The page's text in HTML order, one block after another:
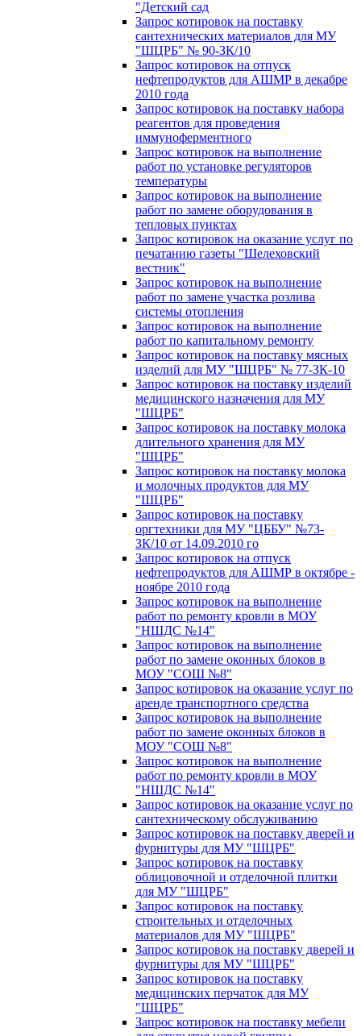
"Детский сад
Запрос котировок на поставку
сантехнических материалов для МУ
"ШЦРБ" № 90-ЗК/10
Запрос котировок на отпуск
нефтепродуктов для АШМР в декабре
2010 года
Запрос котировок на поставку набора
реагентов для проведения
иммуноферментного
Запрос котировок на выполнение
работ по установке регуляторов
температуры
Запрос котировок на выполнение
работ по замене оборудования в
тепловых пунктах
Запрос котировок на оказание услуг по
печатанию газеты "Шелеховский
вестник"
Запрос котировок на выполнение
работ по замене участка розлива
системы отопления
Запрос котировок на выполнение
работ по капитальному ремонту
Запрос котировок на поставку мясных
изделий для МУ "ШЦРБ" № 77-ЗК-10
Запрос котировок на поставку изделий
медицинского назначения для МУ
"ШЦРБ"
Запрос котировок на поставку молока
длительного хранения для МУ
"ШЦРБ"
Запрос котировок на поставку молока
и молочных продуктов для МУ
"ШЦРБ"
Запрос котировок на поставку
оргтехники для МУ "ЦББУ" №73-
ЗК/10 от 14.09.2010 го
Запрос котировок на отпуск
нефтепродуктов для АШМР в октябре -
ноябре 2010 года
Запрос котировок на выполнение
работ по ремонту кровли в МОУ
"НШДС №14"
Запрос котировок на выполнение
работ по замене оконных блоков в
МОУ "СОШ №8"
Запрос котировок на оказание услуг по
аренде транспортного средства
Запрос котировок на выполнение
работ по замене оконных блоков в
МОУ "СОШ №8"
Запрос котировок на выполнение
работ по ремонту кровли в МОУ
"НШДС №14"
Запрос котировок на оказание услуг по
сантехническому обслуживанию
Запрос котировок на поставку дверей и
фурнитуры для МУ "ШЦРБ"
Запрос котировок на поставку
облицовочной и отделочной плитки
для МУ "ШЦРБ"
Запрос котировок на поставку
строительных и отделочных
материалов для МУ "ШЦРБ"
Запрос котировок на поставку дверей и
фурнитуры для МУ "ШЦРБ"
Запрос котировок на поставку
медицинских перчаток для МУ
"ШЦРБ"
Запрос котировок на поставку мебели